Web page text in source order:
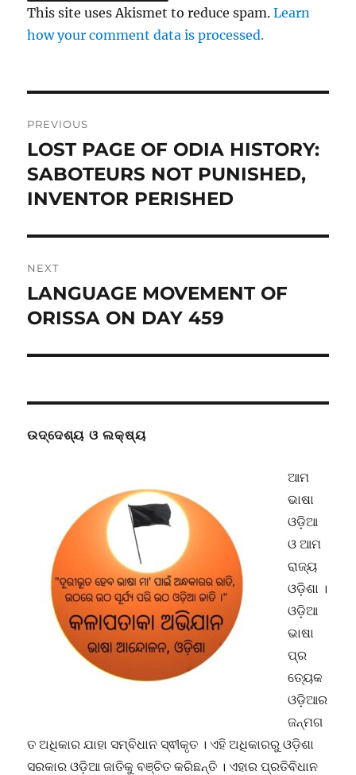
This site uses Akismet to reduce spam.Learn
how your comment data is processed.
navigation
PREVIOUS
Previous
post:
LOST PAGE OF ODIA HISTORY:
SABOTEURS NOT PUNISHED,
INVENTOR PERISHED
NEXT
Next
post:
LANGUAGE MOVEMENT OF
ORISSA ON DAY 459
ଉଦ୍ଦେଶ୍ୟ ଓ ଲକ୍ଷ୍ୟ
ଆମ
ଭାଷା
ଓଡ଼ିଆ
ଓ ଆମ
ରାଜ୍ୟ
ଓଡ଼ିଶା ।
ଓଡ଼ିଆ
ଭାଷା
ପ୍ର
ତ୍ୟେକ
ଓଡ଼ିଆର
ଜନ୍ମଗ
ତ ଅଧିକାର ଯାହା ସମ୍ବିଧାନ ସ୍ଵୀକୃତ । ଏହି ଅଧିକାରରୁ ଓଡ଼ିଶା
ସରକାର ଓଡ଼ିଆ ଜାତିକୁ ବଞ୍ଚିତ କରିଛନ୍ତି । ଏହାର ପ୍ରତିବିଧାନ